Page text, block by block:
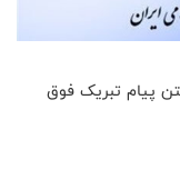
پیام تبریک فوق